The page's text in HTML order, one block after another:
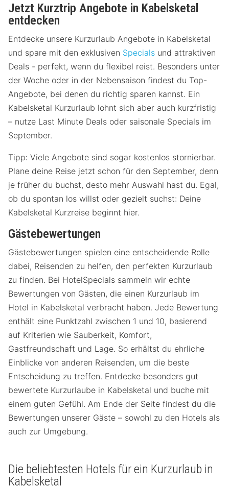
Jetzt Kurztrip Angebote in Kabelsketal
entdecken
Entdecke unsere Kurzurlaub Angebote in Kabelsketal
und spare mit den exklusiven Specials und attraktiven
Deals - perfekt, wenn du flexibel reist. Besonders unter
der Woche oder in der Nebensaison findest du Top-
Angebote, bei denen du richtig sparen kannst. Ein
Kabelsketal Kurzurlaub lohnt sich aber auch kurzfristig
– nutze Last Minute Deals oder saisonale Specials im
September.
Tipp: Viele Angebote sind sogar kostenlos stornierbar.
Plane deine Reise jetzt schon für den September, denn
je früher du buchst, desto mehr Auswahl hast du. Egal,
ob du spontan los willst oder gezielt suchst: Deine
Kabelsketal Kurzreise beginnt hier.
Gästebewertungen
Gästebewertungen spielen eine entscheidende Rolle
dabei, Reisenden zu helfen, den perfekten Kurzurlaub
zu finden. Bei HotelSpecials sammeln wir echte
Bewertungen von Gästen, die einen Kurzurlaub im
Hotel in Kabelsketal verbracht haben. Jede Bewertung
enthält eine Punktzahl zwischen 1 und 10, basierend
auf Kriterien wie Sauberkeit, Komfort,
Gastfreundschaft und Lage. So erhältst du ehrliche
Einblicke von anderen Reisenden, um die beste
Entscheidung zu treffen. Entdecke besonders gut
bewertete Kurzurlaube in Kabelsketal und buche mit
einem guten Gefühl. Am Ende der Seite findest du die
Bewertungen unserer Gäste – sowohl zu den Hotels als
auch zur Umgebung.
Die beliebtesten Hotels für ein Kurzurlaub in
Kabelsketal